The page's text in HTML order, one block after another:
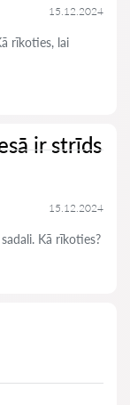
15.12.2024
rīkoties, lai
ir strīds
15.12.2024
Kā rīkoties?